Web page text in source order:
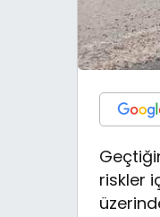
riskler